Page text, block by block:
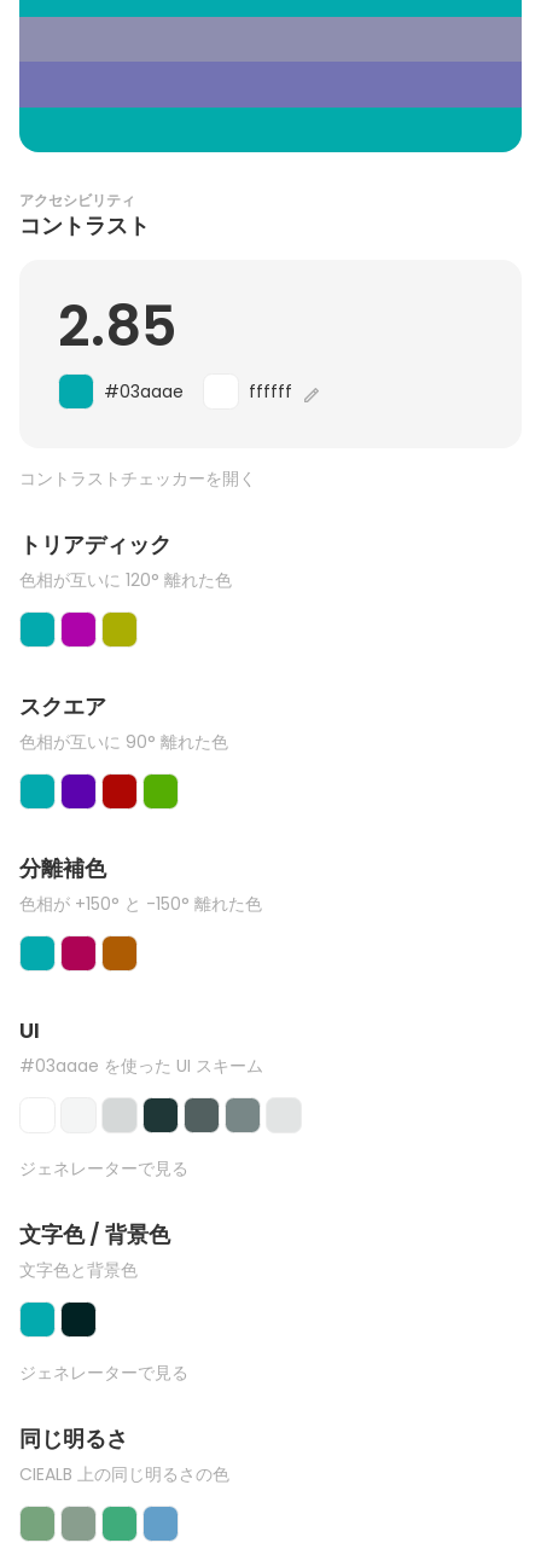
アクセシビリティ
コントラスト
2.85
#03aaae ffffff
コントラストチェッカーを開く
トリアディック
色相が互いに 120° 離れた色
スクエア
色相が互いに 90° 離れた色
分離補色
色相が +150° と -150° 離れた色
UI
#03aaae を使った UI スキーム
ジェネレーターで見る
文字色 / 背景色
文字色と背景色
ジェネレーターで見る
同じ明るさ
CIEALB 上の同じ明るさの色